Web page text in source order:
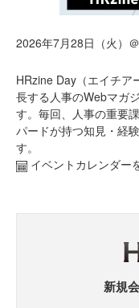
2026年7月28日（火）
HRzine Day（エイチア
長する人事のWebマガ
す。毎回、人事の重要
パードが持つ知見・経
す。
イベントカレンダー
新規